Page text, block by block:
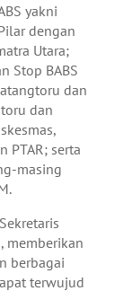
yakni
dengan
Utara;
Stop BABS
dan
dan
PTAR; serta
masing
memberikan
berbagai
terwujud